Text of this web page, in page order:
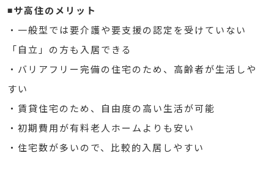
◾️サ高住のメリット
・一般型では要介護や要支援の認定を受けていない
「自立」の方も入居できる
・バリアフリー完備の住宅のため、高齢者が生活しや
すい
・賃貸住宅のため、自由度の高い生活が可能
・初期費用が有料老人ホームよりも安い
・住宅数が多いので、比較的入居しやすい